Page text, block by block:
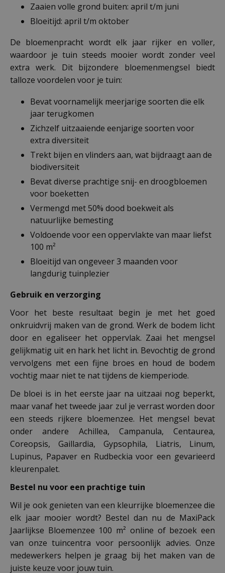
Zaaien volle grond buiten: april t/m juni
Bloeitijd: april t/m oktober
De bloemenpracht wordt elk jaar rijker en voller,
waardoor je tuin steeds mooier wordt zonder veel
extra werk. Dit bijzondere bloemenmengsel biedt
talloze voordelen voor je tuin:
Bevat voornamelijk meerjarige soorten die elk
jaar terugkomen
Zichzelf uitzaaiende eenjarige soorten voor
extra diversiteit
Trekt bijen en vlinders aan, wat bijdraagt aan de
biodiversiteit
Bevat diverse prachtige snij- en droogbloemen
voor boeketten
Vermengd met 50% dood boekweit als
natuurlijke bemesting
Voldoende voor een oppervlakte van maar liefst
100 m²
Bloeitijd van ongeveer 3 maanden voor
langdurig tuinplezier
Gebruik en verzorging
Voor het beste resultaat begin je met het goed
onkruidvrij maken van de grond. Werk de bodem licht
door en egaliseer het oppervlak. Zaai het mengsel
gelijkmatig uit en hark het licht in. Bevochtig de grond
vervolgens met een fijne broes en houd de bodem
vochtig maar niet te nat tijdens de kiemperiode.
De bloei is in het eerste jaar na uitzaai nog beperkt,
maar vanaf het tweede jaar zul je verrast worden door
een steeds rijkere bloemenzee. Het mengsel bevat
onder andere Achillea, Campanula, Centaurea,
Coreopsis, Gaillardia, Gypsophila, Liatris, Linum,
Lupinus, Papaver en Rudbeckia voor een gevarieerd
kleurenpalet.
Bestel nu voor een prachtige tuin
Wil je ook genieten van een kleurrijke bloemenzee die
elk jaar mooier wordt? Bestel dan nu de MaxiPack
Jaarlijkse Bloemenzee 100 m² online of bezoek een
van onze tuincentra voor persoonlijk advies. Onze
medewerkers helpen je graag bij het maken van de
juiste keuze voor jouw tuin.